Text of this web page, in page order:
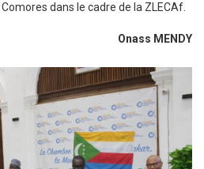
dans le cadre de la ZLECAf.
Onass MENDY